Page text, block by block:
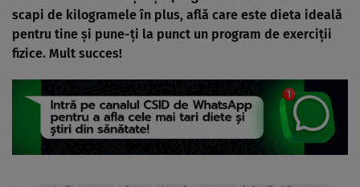
scapi de kilogramele în plus, află care este dieta ideală
pentru tine şi pune-ţi la punct un program de exerciţii
fizice. Mult succes!